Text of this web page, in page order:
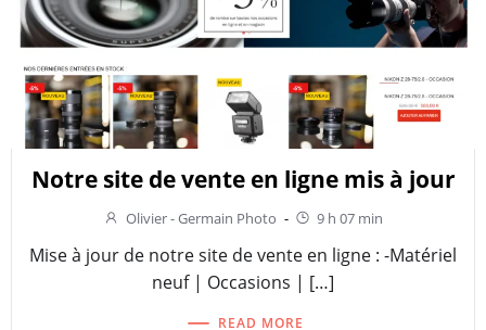
Notre site de vente en ligne mis à jour
Olivier - Germain Photo - 9 h 07 min
Mise à jour de notre site de vente en ligne : -Matériel
neuf | Occasions | […]
READ MORE